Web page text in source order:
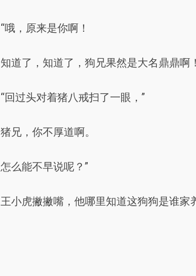
“哦，原来是你啊！
知道了，知道了，狗兄果然是大名鼎鼎啊！
“回过头对着猪八戒扫了一眼，”
猪兄，你不厚道啊。
怎么能不早说呢？”
王小虎撇撇嘴，他哪里知道这狗狗是谁家